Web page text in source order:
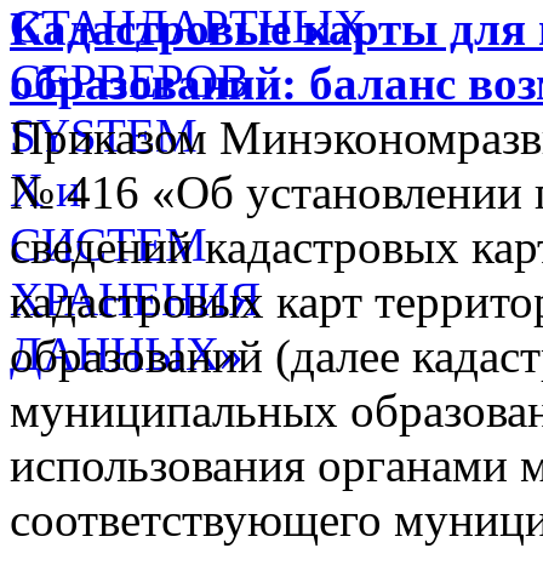
Кадастровые карты
образований: баланс
Приказом
№ 416 «Об установлении
сведений кадастровых
кадастровых карт
образований (далее
муниципальных
использования органами
соответствующего